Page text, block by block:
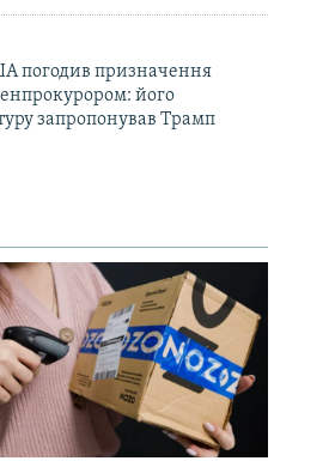
погодив призначення
його
запропонував Трамп